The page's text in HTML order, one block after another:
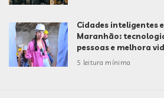
Cidades inteligentes
Maranhão:
pessoas e melhora
5 leitura mínima